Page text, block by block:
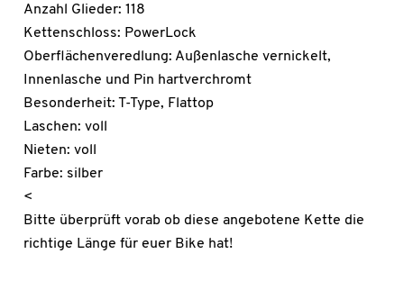
Anzahl Glieder: 118
Kettenschloss: PowerLock
Oberflächenveredlung: Außenlasche vernickelt,
Innenlasche und Pin hartverchromt
Besonderheit: T-Type, Flattop
Laschen: voll
Nieten: voll
Farbe: silber
<
Bitte überprüft vorab ob diese angebotene Kette die
richtige Länge für euer Bike hat!